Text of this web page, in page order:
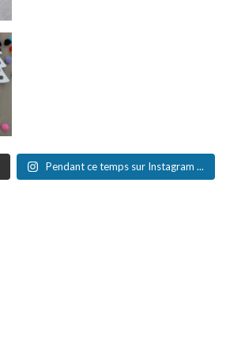
Pendant ce temps sur Instagram ...